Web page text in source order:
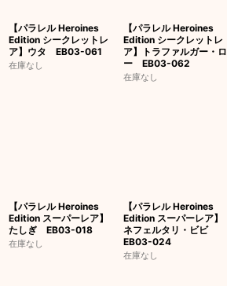
【パラレル Heroines
Edition シークレットレ
ア】ウタ EB03-061
在庫なし
【パラレル Heroines
Edition シークレットレ
ア】トラファルガー・ロ
ー EB03-062
在庫なし
【パラレル Heroines
Edition スーパーレア】
たしぎ EB03-018
在庫なし
【パラレル Heroines
Edition スーパーレア】
ネフェルタリ・ビビ
EB03-024
在庫なし